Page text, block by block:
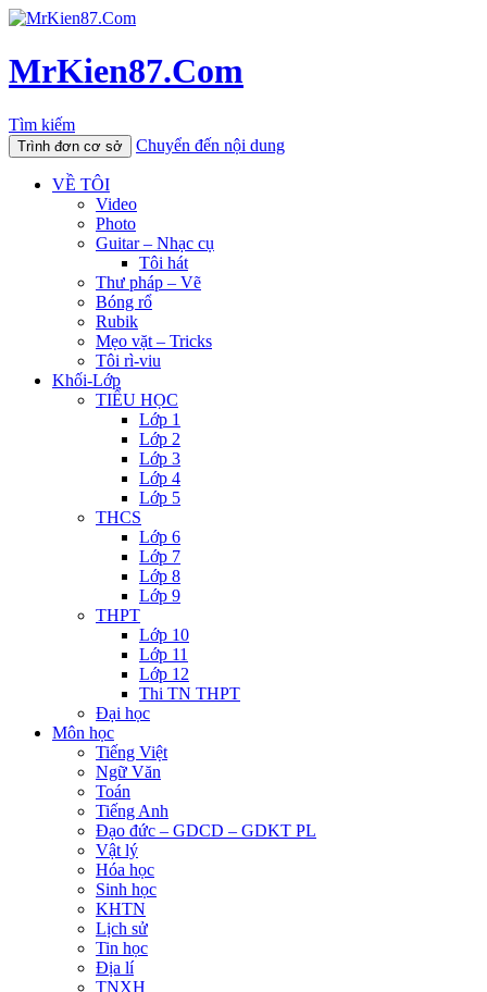
MrKien87.Com
Tìm kiếm
Trình đơn cơ sở Chuyển đến nội dung
VỀ TÔI
Video
Photo
Guitar – Nhạc cụ
Tôi hát
Thư pháp – Vẽ
Bóng rổ
Rubik
Mẹo vặt – Tricks
Tôi rì-viu
Khối-Lớp
TIỂU HỌC
Lớp 1
Lớp 2
Lớp 3
Lớp 4
Lớp 5
THCS
Lớp 6
Lớp 7
Lớp 8
Lớp 9
THPT
Lớp 10
Lớp 11
Lớp 12
Thi TN THPT
Đại học
Môn học
Tiếng Việt
Ngữ Văn
Toán
Tiếng Anh
Đạo đức – GDCD – GDKT PL
Vật lý
Hóa học
Sinh học
KHTN
Lịch sử
Tin học
Địa lí
TNXH